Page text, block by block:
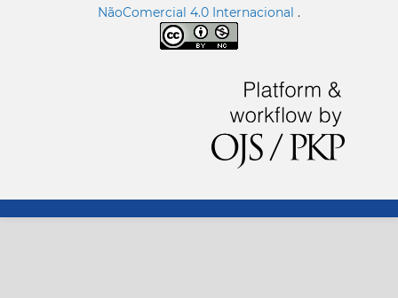
NãoComercial 4.0 Internacional .